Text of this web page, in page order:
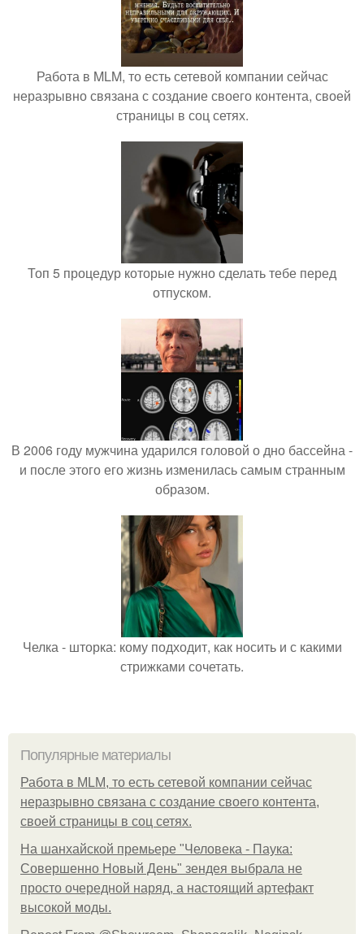
Работа в MLM, то есть сетевой компании сейчас
неразрывно связана с создание своего контента, своей
страницы в соц сетях.
Топ 5 процедур которые нужно сделать тебе перед
отпуском.
В 2006 году мужчина ударился головой о дно бассейна -
и после этого его жизнь изменилась самым странным
образом.
Челка - шторка: кому подходит, как носить и с какими
стрижками сочетать.
Популярные материалы
Работа в MLM, то есть сетевой компании сейчас
неразрывно связана с создание своего контента,
своей страницы в соц сетях.
На шанхайской премьере "Человека - Паука:
Совершенно Новый День" зендея выбрала не
просто очередной наряд, а настоящий артефакт
высокой моды.